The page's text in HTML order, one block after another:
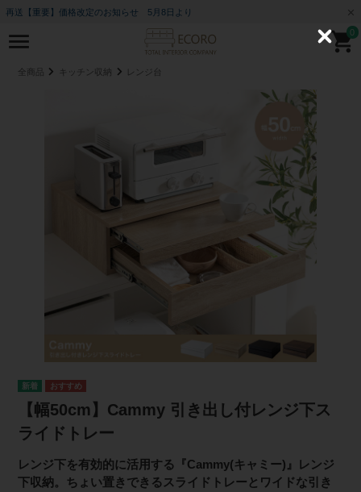
再送【重要】価格改定のお知らせ 5月8日より
0
全商品 キッチン収納 レンジ台
【幅50cm】Cammy 引き出し付レンジ下ス
ライドトレー
レンジ下を有効的に活用する『Cammy(キャミー)』レンジ
下収納。ちょい置きできるスライドトレーとワイドな引き
C